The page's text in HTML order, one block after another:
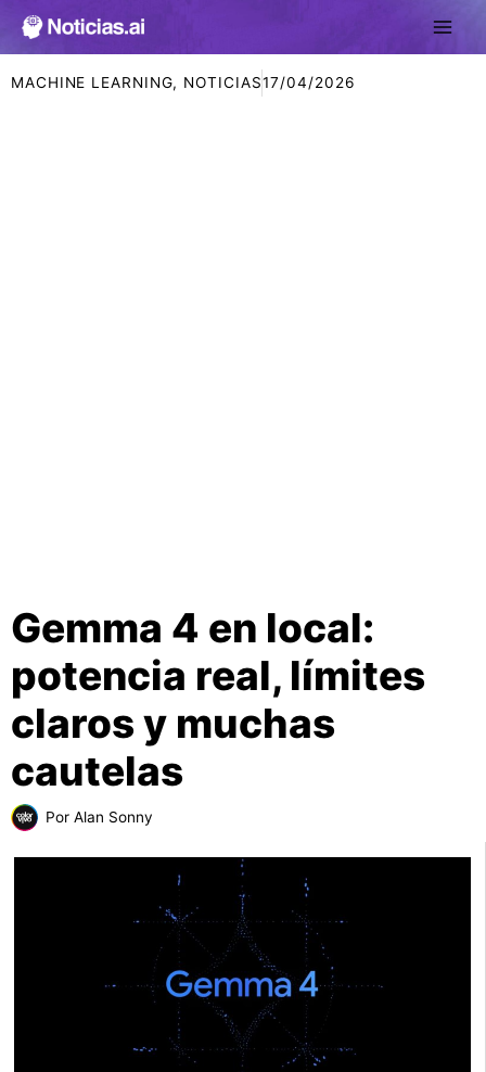
MACHINE LEARNING, NOTICIAS17/04/2026
Gemma 4 en local:
potencia real, límites
claros y muchas
cautelas
Por Alan Sonny